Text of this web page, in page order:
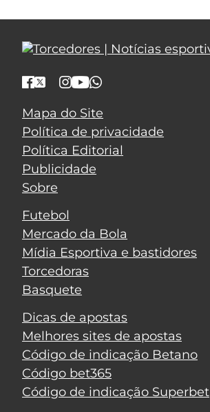
Mapa do Site
Política de privacidade
Política Editorial
Publicidade
Sobre
Futebol
Mercado da Bola
Mídia Esportiva e bastidores
Torcedoras
Basquete
Dicas de apostas
Melhores sites de apostas
Código de indicação Betano
Código bet365
Código de indicação Superbet